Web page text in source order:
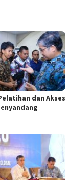
dan Akses